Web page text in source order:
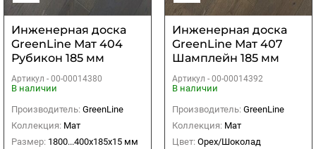
Инженерная доска
GreenLine Мат 404
Рубикон 185 мм
Артикул - 00-00014380
В наличии
Производитель: GreenLine
Коллекция: Мат
Размер: 1800...400х185х15 мм
Инженерная доска
GreenLine Мат 407
Шамплейн 185 мм
Артикул - 00-00014392
В наличии
Производитель: GreenLine
Коллекция: Мат
Цвет: Орех/Шоколад